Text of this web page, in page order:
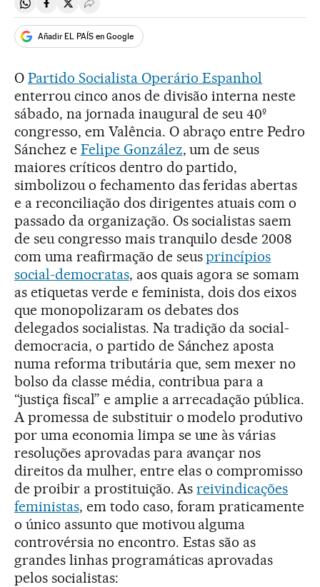
Compartir en Whatsapp
Compartir en Facebook
Compartir en Twitter
Desplegar Redes Sociales
Añadir EL PAÍS en Google
O Partido Socialista Operário Espanhol
enterrou cinco anos de divisão interna neste
sábado, na jornada inaugural de seu 40º
congresso, em Valência. O abraço entre Pedro
Sánchez e Felipe González, um de seus
maiores críticos dentro do partido,
simbolizou o fechamento das feridas abertas
e a reconciliação dos dirigentes atuais com o
passado da organização. Os socialistas saem
de seu congresso mais tranquilo desde 2008
com uma reafirmação de seusprincípios
social-democratas, aos quais agora se somam
as etiquetas verde e feminista, dois dos eixos
que monopolizaram os debates dos
delegados socialistas. Na tradição da social-
democracia, o partido de Sánchez aposta
numa reforma tributária que, sem mexer no
bolso da classe média, contribua para a
“justiça fiscal” e amplie a arrecadação pública.
A promessa de substituir o modelo produtivo
por uma economia limpa se une às várias
resoluções aprovadas para avançar nos
direitos da mulher, entre elas o compromisso
de proibir a prostituição. Asreivindicações
feministas, em todo caso, foram praticamente
o único assunto que motivou alguma
controvérsia no encontro. Estas são as
grandes linhas programáticas aprovadas
pelos socialistas: